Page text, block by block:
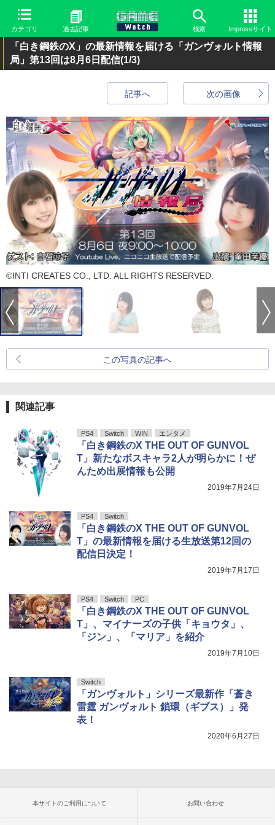
カテゴリ 過去記事 検索 Impressサイト
「白き鋼鉄のX」の最新情報を届ける「ガンヴォルト情報
局」第13回は8月6日配信(1/3)
次の画像
記事へ
©INTI CREATES CO., LTD. ALL RIGHTS RESERVED.
この写真の記事へ
関連記事
PS4 Switch WIN エンタメ
「白き鋼鉄のX THE OUT OF GUNVOL
T」新たなボスキャラ2人が明らかに！ぜ
んため出展情報も公開
2019年7月24日
PS4 Switch
「白き鋼鉄のX THE OUT OF GUNVOL
T」の最新情報を届ける生放送第12回の
配信日決定！
2019年7月17日
PS4 Switch PC
「白き鋼鉄のX THE OUT OF GUNVOL
T」、マイナーズの子供「キョウタ」、
「ジン」、「マリア」を紹介
2019年7月10日
Switch
「ガンヴォルト」シリーズ最新作「蒼き
雷霆 ガンヴォルト 鎖環（ギブス）」発
表！
2020年6月27日
本サイトのご利用について お問い合わせ